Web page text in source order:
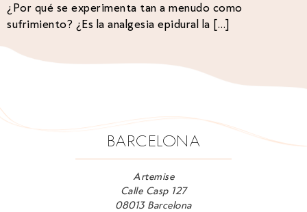
¿Por qué se experimenta tan a menudo como
sufrimiento? ¿Es la analgesia epidural la […]
BARCELONA
Artemise
Calle Casp 127
08013 Barcelona